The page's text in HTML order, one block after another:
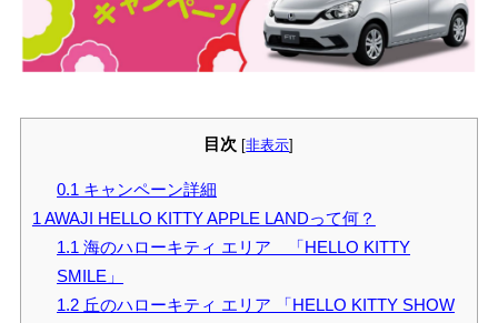
目次 [非表示]
0.1 キャンペーン詳細
1 AWAJI HELLO KITTY APPLE LANDって何？
1.1 海のハローキティ エリア 「HELLO KITTY
SMILE」
1.2 丘のハローキティ エリア 「HELLO KITTY SHOW